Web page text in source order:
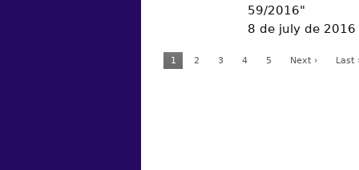
59/2016"
8 de july de 2016
1 2 3 4 5 Next › Last